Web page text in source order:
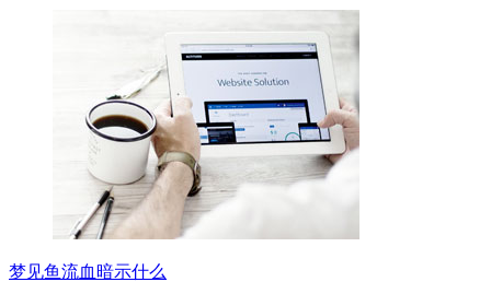
梦见鱼流血暗示什么